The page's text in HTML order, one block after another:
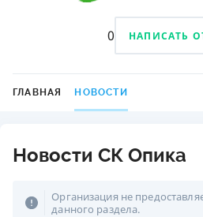
0 НАПИСАТЬ
ГЛАВНАЯ НОВОСТИ
Новости СК Опика
Организация не
данного раздела.